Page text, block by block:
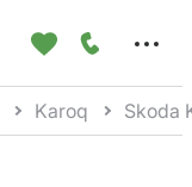
Karoq Skoda